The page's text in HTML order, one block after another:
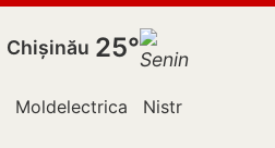
Chișinău 25°
Moldelectrica Nistru